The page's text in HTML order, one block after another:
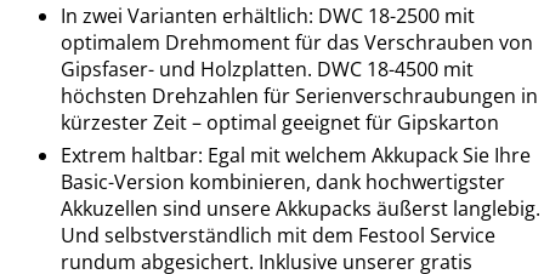
In zwei Varianten erhältlich: DWC 18-2500 mit
optimalem Drehmoment für das Verschrauben von
Gipsfaser- und Holzplatten. DWC 18-4500 mit
höchsten Drehzahlen für Serienverschraubungen in
kürzester Zeit – optimal geeignet für Gipskarton
Extrem haltbar: Egal mit welchem Akkupack Sie Ihre
Basic-Version kombinieren, dank hochwertigster
Akkuzellen sind unsere Akkupacks äußerst langlebig.
Und selbstverständlich mit dem Festool Service
rundum abgesichert. Inklusive unserer gratis